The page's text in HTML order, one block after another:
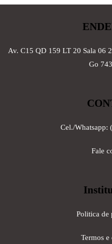
Av. C15 QD 159 LT 20 Sala 06
Go
Cel./Whatsapp:
Fale
Politica de
Termos e